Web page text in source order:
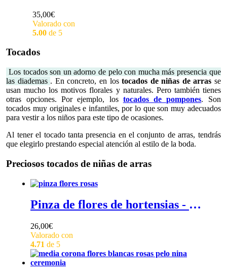
35,00€
Valorado con
5.00 de 5
Tocados
Los tocados son un adorno de pelo con mucha más presencia que
las diademas . En concreto, en lostocados de niñas de arras se
usan mucho los motivos florales y naturales. Pero también tienes
otras opciones. Por ejemplo, los tocados de pompones. Son
tocados muy originales e infantiles, por lo que son muy adecuados
para vestir a los niños para este tipo de ocasiones.
Al tener el tocado tanta presencia en el conjunto de arras, tendrás
que elegirlo prestando especial atención al estilo de la boda.
Preciosos tocados de niñas de arras
Pinza de flores de hortensias - Pinza de flores preservadas de hortensias y gipsófila verde o rosa
26,00€
Valorado con
4.71 de 5